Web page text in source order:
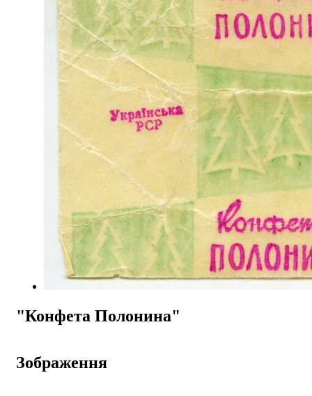
"Конфета Полонина"
Зображення